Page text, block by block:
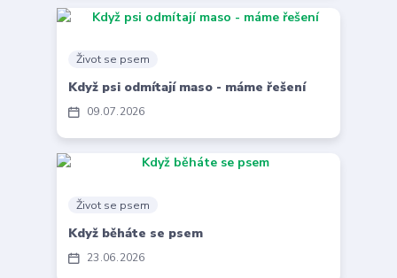
09 07 2026
Život se psem
Když psi odmítají maso - máme řešení
23 06 2026
Život se psem
Když běháte se psem